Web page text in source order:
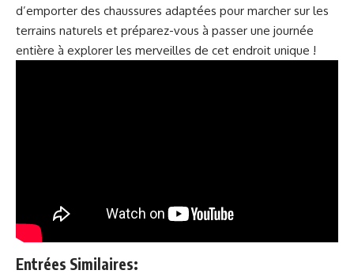
d’emporter des chaussures adaptées pour marcher sur les
terrains naturels et préparez-vous à passer une journée
entière à explorer les merveilles de cet endroit unique !
Entrées Similaires: